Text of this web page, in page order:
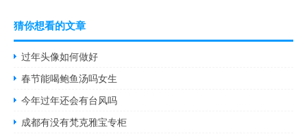
猜你想看的文章
过年头像如何做好
春节能喝鲍鱼汤吗女生
今年过年还会有台风吗
成都有没有梵克雅宝专柜